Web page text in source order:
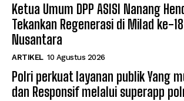
Ketua Umum DPP ASISI Nanang
Tekankan Regenerasi di Milad ke-18
Nusantara
ARTIKEL 10 Agustus 2026
Polri perkuat layanan publik Yang
dan Responsif melalui superapp